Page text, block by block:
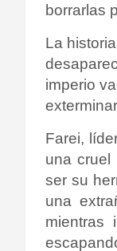
borrarlas
La
imperio
Farei,
una cruel
ser su
una
mientras